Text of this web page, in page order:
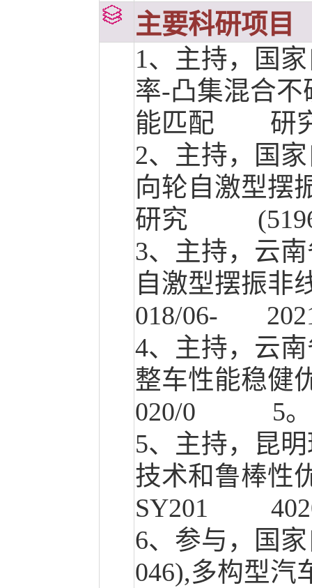
主要科研项目
1、 主持，国
率-凸集混合
能匹配 研
2、 主持，国
向轮自激型摆
研究
3、 主持，云
自激型摆振非
018/06-
4、 主持，云
整车性能稳健
020/0 5。
5、 主持，昆
技术和鲁棒性
SY201
6、 参与，国
046),多构型汽